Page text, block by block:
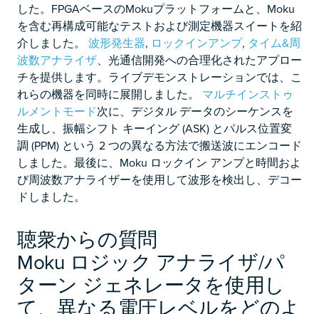
した。FPGAベースのMokuプラットフォームと、Moku
を含む再構成可能なテストおよび測定機器スイートを紹
介しました。 波形発生器, ロックインアンプ, タイム&周
波数アナライザ、光通信開発への合理化されたアプロー
チを提供します。ライブデモンストレーションでは、こ
れらの機器を同時に展開しました。 マルチインストゥ
ルメントモード次に、デジタル データのシーケンスを
生成し、振幅シフト キーイング (ASK) とパルス位置変
調 (PPM) という 2 つの異なる方法で搬送波にエンコード
しました。最後に、Moku ロックイン アンプと時間およ
び周波数アナライザーを使用して波形を検出し、デコー
ドしました。
聴衆からの質問
Moku ロジック アナライザ/パ
ターン ジェネレータを使用し
て、異なる電圧レベルをどのよ